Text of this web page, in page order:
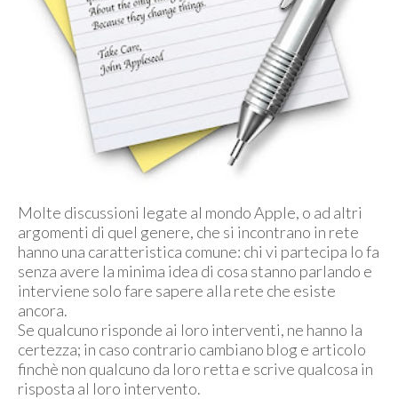
Molte discussioni legate al mondo Apple, o ad altri
argomenti di quel genere, che si incontrano in rete
hanno una caratteristica comune: chi vi partecipa lo fa
senza avere la minima idea di cosa stanno parlando e
interviene solo fare sapere alla rete che esiste
ancora.
Se qualcuno risponde ai loro interventi, ne hanno la
certezza; in caso contrario cambiano blog e articolo
finchè non qualcuno da loro retta e scrive qualcosa in
risposta al loro intervento.